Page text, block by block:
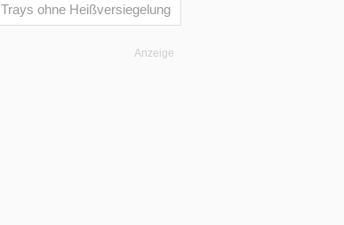
Trays ohne Heißversiegelung
Anzeige